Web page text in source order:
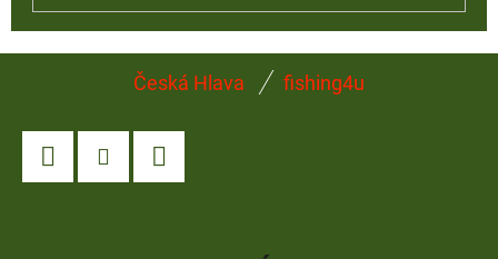
Česká Hlava fishing4u